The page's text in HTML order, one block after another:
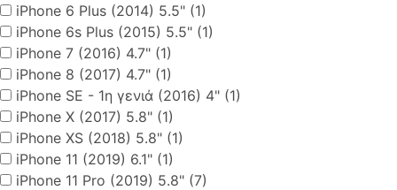
iPhone 6 Plus (2014) 5.5" (1)
iPhone 6s Plus (2015) 5.5" (1)
iPhone 7 (2016) 4.7" (1)
iPhone 8 (2017) 4.7" (1)
iPhone SE - 1η γενιά (2016) 4" (1)
iPhone X (2017) 5.8" (1)
iPhone XS (2018) 5.8" (1)
iPhone 11 (2019) 6.1" (1)
iPhone 11 Pro (2019) 5.8" (7)